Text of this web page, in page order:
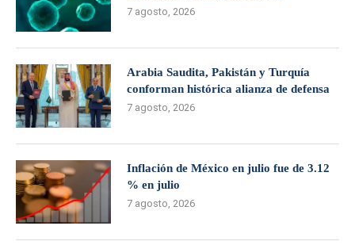
7 agosto, 2026
Arabia Saudita, Pakistán y Turquía
conforman histórica alianza de defensa
7 agosto, 2026
Inflación de México en julio fue de 3.12
% en julio
7 agosto, 2026